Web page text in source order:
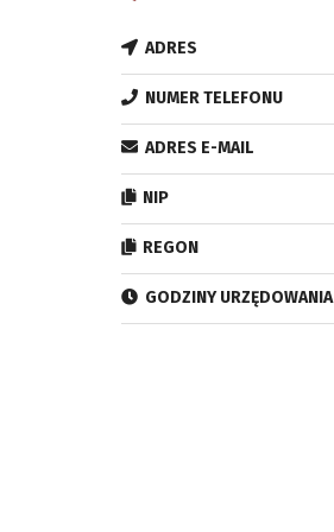
ADRES
NUMER TELEFONU
ADRES E-MAIL
NIP
REGON
GODZINY URZĘDOWANIA